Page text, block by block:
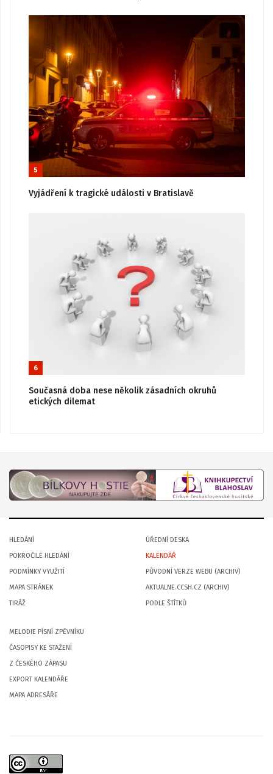
5
Vyjádření k tragické události v Bratislavě
6
Současná doba nese několik zásadních okruhů
etických dilemat
HLEDÁNÍ
POKROČILÉ HLEDÁNÍ
PODMÍNKY VYUŽITÍ
MAPA STRÁNEK
TIRÁŽ
ÚŘEDNÍ DESKA
KALENDÁŘ
PŮVODNÍ VERZE WEBU (ARCHIV)
AKTUALNE.CCSH.CZ (ARCHIV)
PODLE ŠTÍTKŮ
MELODIE PÍSNÍ ZPĚVNÍKU
ČASOPISY KE STAŽENÍ
Z ČESKÉHO ZÁPASU
EXPORT KALENDÁŘE
MAPA ADRESÁŘE